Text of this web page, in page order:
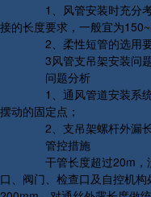
1、风管安装时充分考
接的长度要求，一般宜为
2、柔性短管的选用要
3风管支吊架安装问
问题分析
1、通风管道安装系统
摆动的固定点；
2、支吊架螺杆外漏长
管控措施
干管长度超过20m，
口、阀门、检查口及自控机